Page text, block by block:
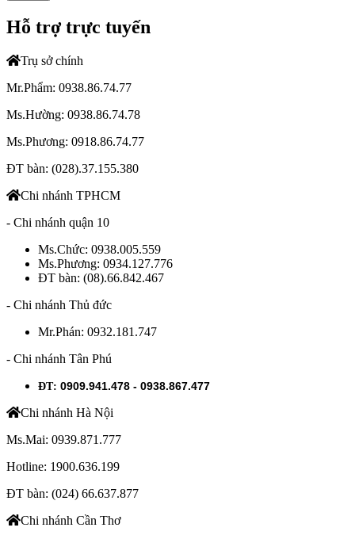
Hỗ trợ trực tuyến
Trụ sở chính
Mr.Phẩm: 0938.86.74.77
Ms.Hường: 0938.86.74.78
Ms.Phương: 0918.86.74.77
ĐT bàn: (028).37.155.380
Chi nhánh TPHCM
- Chi nhánh quận 10
Ms.Chức: 0938.005.559
Ms.Phương: 0934.127.776
ĐT bàn: (08).66.842.467
- Chi nhánh Thủ đức
Mr.Phán: 0932.181.747
- Chi nhánh Tân Phú
ĐT: 0909.941.478 - 0938.867.477
Chi nhánh Hà Nội
Ms.Mai: 0939.871.777
Hotline: 1900.636.199
ĐT bàn: (024) 66.637.877
Chi nhánh Cần Thơ